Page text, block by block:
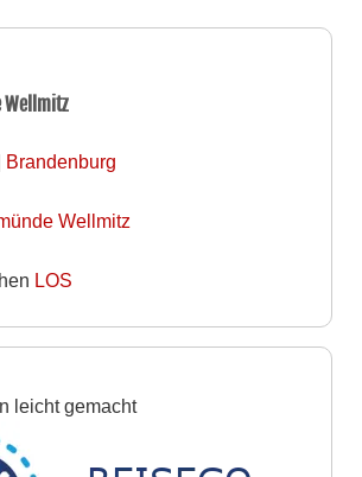
Wellmitz
Brandenburg
Wellmitz
LOS
leicht gemacht